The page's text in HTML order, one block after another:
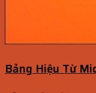
Bảng Hiệu Từ